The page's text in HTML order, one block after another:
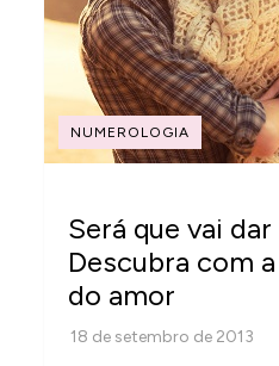
NUMEROLOGIA
Será que vai
Descubra com
do amor